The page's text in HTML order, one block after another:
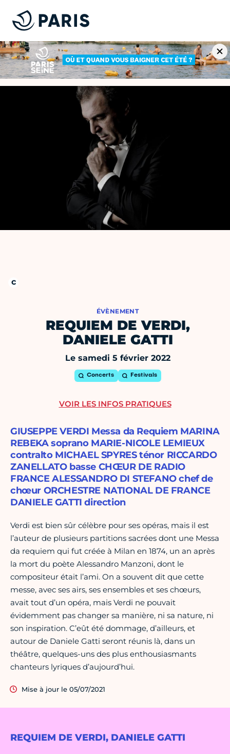
ÉVÈNEMENT
REQUIEM DE VERDI,
DANIELE GATTI
Le samedi 5 février 2022
Concerts Festivals
REQUIEM DE VERDI, DANIELE GATTI
GIUSEPPE VERDI Messa da Requiem MARINA
REBEKA soprano MARIE-NICOLE LEMIEUX
contralto MICHAEL SPYRES ténor RICCARDO
ZANELLATO basse CHŒUR DE RADIO
FRANCE ALESSANDRO DI STEFANO chef de
chœur ORCHESTRE NATIONAL DE FRANCE
DANIELE GATTI direction
Verdi est bien sûr célèbre pour ses opéras, mais il est
l’auteur de plusieurs partitions sacrées dont une Messa
da requiem qui fut créée à Milan en 1874, un an après
la mort du poète Alessandro Manzoni, dont le
compositeur était l’ami. On a souvent dit que cette
messe, avec ses airs, ses ensembles et ses chœurs,
avait tout d’un opéra, mais Verdi ne pouvait
évidemment pas changer sa manière, ni sa nature, ni
son inspiration. C’eût été dommage, d’ailleurs, et
autour de Daniele Gatti seront réunis là, dans un
théâtre, quelques-uns des plus enthousiasmants
chanteurs lyriques d’aujourd’hui.
Mise à jour le 05/07/2021
VOIR LES INFOS PRATIQUES